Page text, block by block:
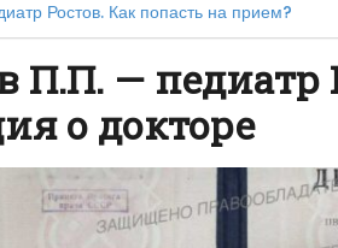
Ростов. Как попасть на прием?
П.П. — педиатр
о докторе